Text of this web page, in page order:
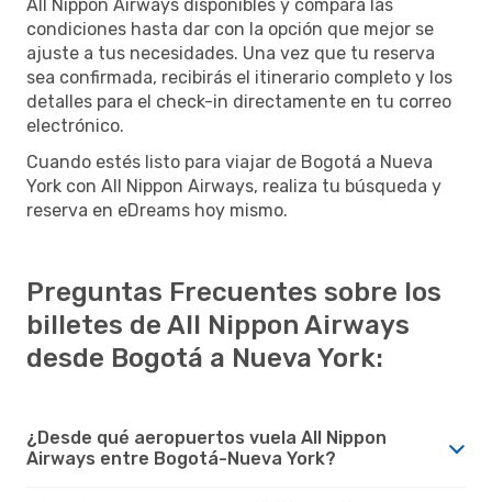
All Nippon Airways disponibles y compara las
condiciones hasta dar con la opción que mejor se
ajuste a tus necesidades. Una vez que tu reserva
sea confirmada, recibirás el itinerario completo y los
detalles para el check-in directamente en tu correo
electrónico.
Cuando estés listo para viajar de Bogotá a Nueva
York con All Nippon Airways, realiza tu búsqueda y
reserva en eDreams hoy mismo.
Preguntas Frecuentes sobre los
billetes de All Nippon Airways
desde Bogotá a Nueva York:
¿Desde qué aeropuertos vuela All Nippon
Airways entre Bogotá-Nueva York?